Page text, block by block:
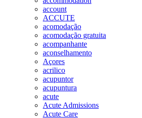
account
ACCUTE
acomodação
acomodação gratuita
acompanhante
aconselhamento
Açores
acrilico
acupuntor
acupuntura
acute
Acute Admissions
Acute Care